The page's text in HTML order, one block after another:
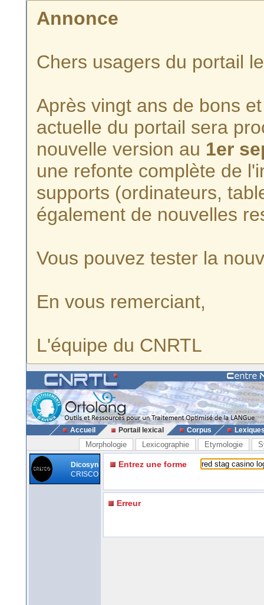
Annonce
Chers usagers du portail
Après vingt ans de bons
actuelle du portail sera
nouvelle version au 1er
une refonte complète de
supports (ordinateurs,
également de nouvelles
Vous pouvez tester la
En vous remerciant,
L'équipe du CNRTL
Accueil Portail lexical Corpus
Morphologie Lexicographie Etymologie
Dicosyn
CRISCO
Entrez une forme
Erreur